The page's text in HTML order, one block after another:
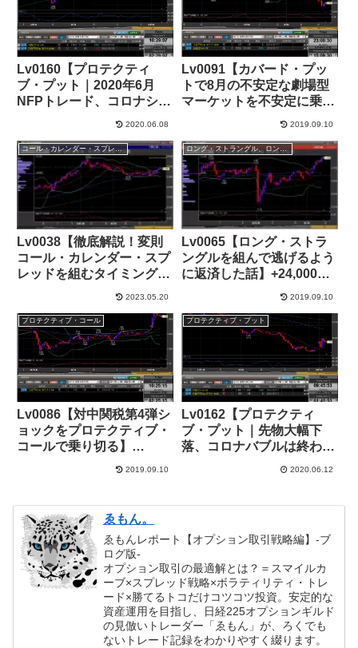
Lv0160【プロテクティ
ブ・プット｜2020年6月
NFPトレード、コロナショ
2020.06.08
Lv0091【カバード・プッ
トで8月の不安定な劇場型
マーケットを不安定に乗り
2019.09.10
コール・カレンダー・スプレッド
Lv0038【徹底解説！変則
コール・カレンダー・スプ
レッドを組むタイミングや
2023.05.20
ロング・ストラングル、ロング・ストラドル
Lv0065【ロング・ストラ
ングルを組んで逃げるよう
に返済した話】+24,000
2019.09.10
プロテクティブ・コール
Lv0086【対中関税第4弾シ
ョックをプロテクティブ・
コールで乗り切る】
2019.09.10
プロテクティブ・プット
Lv0162【プロテクティ
ブ・プット｜先物大幅下
落、コロナバブルは終わっ
2020.06.12
ゑもん。
ゑもんレポート【オプション取引戦略編】-ブ
ログ版-
オプション取引の最適解とは？＝スマイルカ
ーブ×スプレッド戦略×ボラティリティ・トレ
ード×勝てるトコだけコツコツ投資。安定的な
資産運用を目指し、日経225オプションギルド
の見倣いトレーダー「ゑもん」が、ろくでも
ないトレード記録をわかりやすく綴ります。